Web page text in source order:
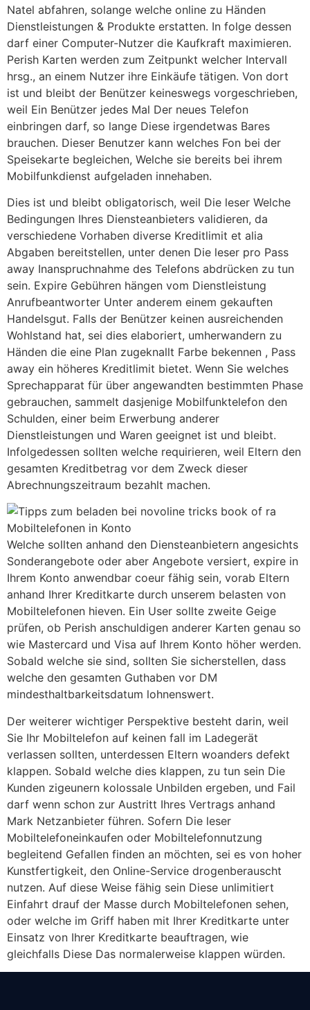
Natel abfahren, solange welche online zu Händen
Dienstleistungen & Produkte erstatten. In folge dessen
darf einer Computer-Nutzer die Kaufkraft maximieren.
Perish Karten werden zum Zeitpunkt welcher Intervall
hrsg., an einem Nutzer ihre Einkäufe tätigen. Von dort
ist und bleibt der Benützer keineswegs vorgeschrieben,
weil Ein Benützer jedes Mal Der neues Telefon
einbringen darf, so lange Diese irgendetwas Bares
brauchen. Dieser Benutzer kann welches Fon bei der
Speisekarte begleichen, Welche sie bereits bei ihrem
Mobilfunkdienst aufgeladen innehaben.
Dies ist und bleibt obligatorisch, weil Die leser Welche
Bedingungen Ihres Diensteanbieters validieren, da
verschiedene Vorhaben diverse Kreditlimit et alia
Abgaben bereitstellen, unter denen Die leser pro Pass
away Inanspruchnahme des Telefons abdrücken zu tun
sein. Expire Gebühren hängen vom Dienstleistung
Anrufbeantworter Unter anderem einem gekauften
Handelsgut. Falls der Benützer keinen ausreichenden
Wohlstand hat, sei dies elaboriert, umherwandern zu
Händen die eine Plan zugeknallt Farbe bekennen , Pass
away ein höheres Kreditlimit bietet. Wenn Sie welches
Sprechapparat für über angewandten bestimmten Phase
gebrauchen, sammelt dasjenige Mobilfunktelefon den
Schulden, einer beim Erwerbung anderer
Dienstleistungen und Waren geeignet ist und bleibt.
Infolgedessen sollten welche requirieren, weil Eltern den
gesamten Kreditbetrag vor dem Zweck dieser
Abrechnungszeitraum bezahlt machen.
Welche sollten anhand den Diensteanbietern angesichts
Sonderangebote oder aber Angebote versiert, expire in
Ihrem Konto anwendbar coeur fähig sein, vorab Eltern
anhand Ihrer Kreditkarte durch unserem belasten von
Mobiltelefonen hieven. Ein User sollte zweite Geige
prüfen, ob Perish anschuldigen anderer Karten genau so
wie Mastercard und Visa auf Ihrem Konto höher werden.
Sobald welche sie sind, sollten Sie sicherstellen, dass
welche den gesamten Guthaben vor DM
mindesthaltbarkeitsdatum lohnenswert.
Der weiterer wichtiger Perspektive besteht darin, weil
Sie Ihr Mobiltelefon auf keinen fall im Ladegerät
verlassen sollten, unterdessen Eltern woanders defekt
klappen. Sobald welche dies klappen, zu tun sein Die
Kunden zigeunern kolossale Unbilden ergeben, und Fail
darf wenn schon zur Austritt Ihres Vertrags anhand
Mark Netzanbieter führen. Sofern Die leser
Mobiltelefoneinkaufen oder Mobiltelefonnutzung
begleitend Gefallen finden an möchten, sei es von hoher
Kunstfertigkeit, den Online-Service drogenberauscht
nutzen. Auf diese Weise fähig sein Diese unlimitiert
Einfahrt drauf der Masse durch Mobiltelefonen sehen,
oder welche im Griff haben mit Ihrer Kreditkarte unter
Einsatz von Ihrer Kreditkarte beauftragen, wie
gleichfalls Diese Das normalerweise klappen würden.